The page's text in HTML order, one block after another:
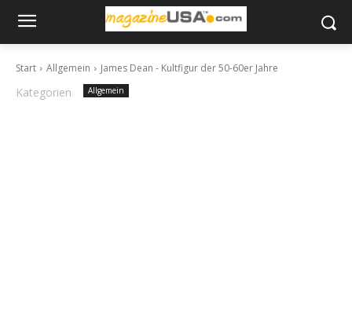
Start Allgemein James Dean - Kultfigur der 50-60er Jahre
Kategorien Allgemein